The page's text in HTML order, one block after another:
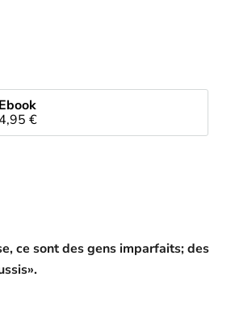
Ebook
€
ce sont des gens imparfaits; des